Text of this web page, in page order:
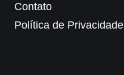
Contato
Política de Privacidade